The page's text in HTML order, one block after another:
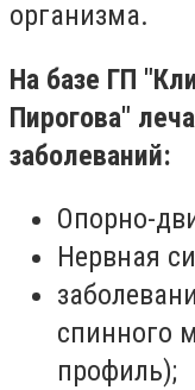
организма.
На базе ГП
Пирогова"
заболеваний:
Опорно-
Нервная
спинного
профиль);